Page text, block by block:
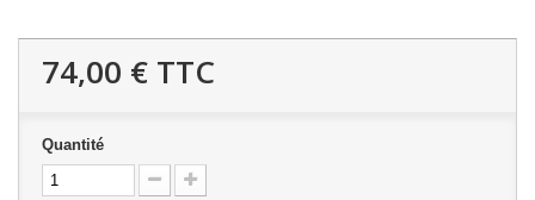
74,00 € TTC
Quantité